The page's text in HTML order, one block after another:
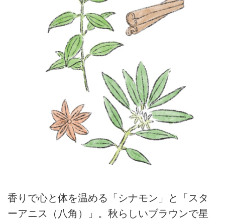
香りで心と体を温める「シナモン」と「スタ
ーアニス（八角）」。秋らしいブラウンで星